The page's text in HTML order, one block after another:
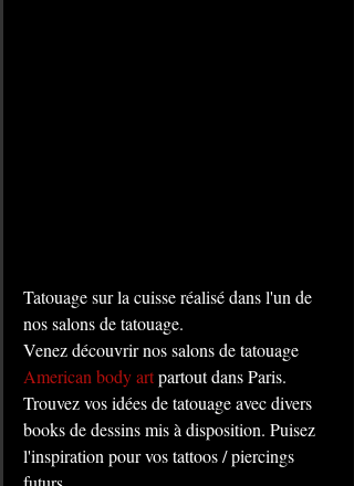
Tatouage sur la cuisse réalisé dans l'un de
nos salons de tatouage.
Venez découvrir nos salons de tatouage
American body art partout dans Paris.
Trouvez vos idées de tatouage avec divers
books de dessins mis à disposition. Puisez
l'inspiration pour vos tattoos / piercings